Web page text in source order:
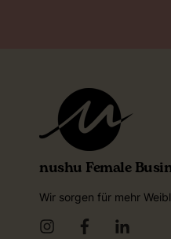
nushu Female
Wir sorgen für mehr